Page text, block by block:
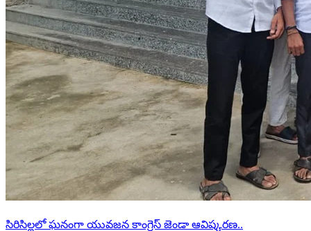
సిరిసిల్లలో ఘనంగా యువజన కాంగ్రెస్ జెండా ఆవిష్కరణ..